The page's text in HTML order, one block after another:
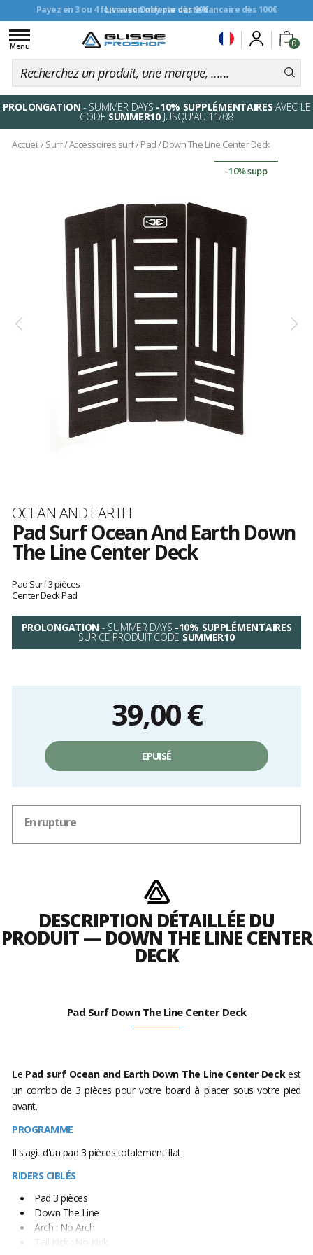
Livraison offerte dès 99€
0
Toggle
navigation
Menu
PROLONGATION - SUMMER DAYS -10% SUPPLÉMENTAIRES AVEC LE
CODE SUMMER10JUSQU'AU 11/08
Accueil/Surf/Accessoires surf/Pad/Down The Line Center Deck
-10% supp
Marque
OCEAN AND EARTH
Pad Surf Ocean And Earth Down
The Line Center Deck
avis
clients
Pad Surf 3 pièces
Center Deck Pad
PROLONGATION - SUMMER DAYS -10% SUPPLÉMENTAIRES
SUR CE PRODUIT CODE SUMMER10
39,00 €
unitaire,
EPUISÉ
En rupture
DESCRIPTION DÉTAILLÉE DU
PRODUIT — DOWN THE LINE CENTER
DECK
Pad Surf Down The Line Center Deck
Le Pad surf Ocean and Earth Down The Line Center Deckest
un combo de 3 pièces pour votre board à placer sous votre pied
avant.
PROGRAMME
Il s'agit d'un pad 3 pièces totalement flat.
RIDERS CIBLÉS
Pad 3 pièces
Down The Line
Arch : No Arch
Tail Kick : No Kick